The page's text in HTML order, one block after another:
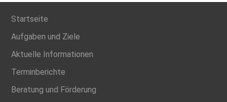
Startseite
Aufgaben und Ziele
Aktuelle Informationen
Terminberichte
Beratung und Förderung